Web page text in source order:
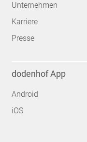
Unternehmen
Karriere
Presse
dodenhof App
Android
iOS